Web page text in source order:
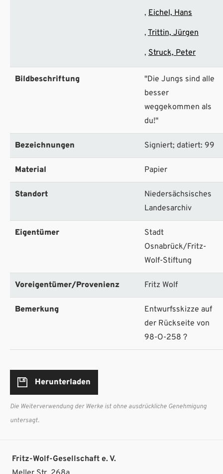
Eichel, Hans
Trittin, Jürgen
Struck, Peter
Bildbeschriftung
"Die Jungs sind alle
besser
weggekommen als
du!"
Bezeichnungen Signiert; datiert: 99
Material Papier
Standort
Niedersächsisches
Landesarchiv
Eigentümer
Stadt
Osnabrück/Fritz-
Wolf-Stiftung
Voreigentümer/Provenienz Fritz Wolf
Bemerkung
Entwurfsskizze auf
der Rückseite von
98-O-258 ?
Herunterladen
Die Weiterverwendung der Werke ist ohne ausdrückliche Genehmigung
untersagt.
Fritz-Wolf-Gesellschaft e. V.